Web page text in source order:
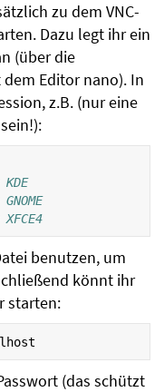
zu dem VNC-
Dazu legt ihr ein
(über die
Editor nano). In
z.B. (nur eine
benutzen, um
könnt ihr
starten:
(das schützt